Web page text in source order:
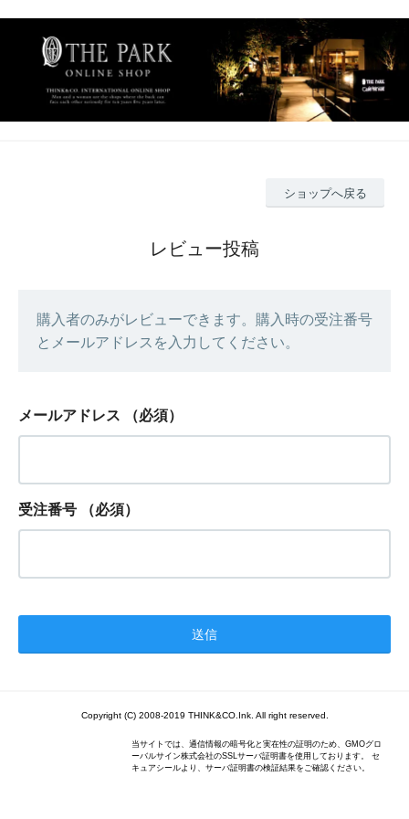
ショップへ戻る
レビュー投稿
購入者のみがレビューできます。購入時の受注番号
とメールアドレスを入力してください。
メールアドレス （必須）
受注番号 （必須）
Copyright (C) 2008-2019 THINK&CO.Ink. All right reserved.
当サイトでは、通信情報の暗号化と実在性の証明のため、GMOグロ
ーバルサイン株式会社のSSLサーバ証明書を使用しております。 セ
キュアシールより、サーバ証明書の検証結果をご確認ください。